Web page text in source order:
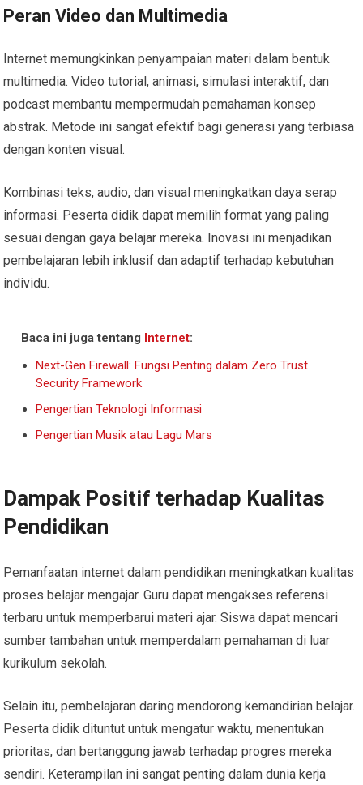
Peran Video dan Multimedia
Internet memungkinkan penyampaian materi dalam bentuk
multimedia. Video tutorial, animasi, simulasi interaktif, dan
podcast membantu mempermudah pemahaman konsep
abstrak. Metode ini sangat efektif bagi generasi yang terbiasa
dengan konten visual.
Kombinasi teks, audio, dan visual meningkatkan daya serap
informasi. Peserta didik dapat memilih format yang paling
sesuai dengan gaya belajar mereka. Inovasi ini menjadikan
pembelajaran lebih inklusif dan adaptif terhadap kebutuhan
individu.
Baca ini juga tentang Internet:
Next-Gen Firewall: Fungsi Penting dalam Zero Trust
Security Framework
Pengertian Teknologi Informasi
Pengertian Musik atau Lagu Mars
Dampak Positif terhadap Kualitas
Pendidikan
Pemanfaatan internet dalam pendidikan meningkatkan kualitas
proses belajar mengajar. Guru dapat mengakses referensi
terbaru untuk memperbarui materi ajar. Siswa dapat mencari
sumber tambahan untuk memperdalam pemahaman di luar
kurikulum sekolah.
Selain itu, pembelajaran daring mendorong kemandirian belajar.
Peserta didik dituntut untuk mengatur waktu, menentukan
prioritas, dan bertanggung jawab terhadap progres mereka
sendiri. Keterampilan ini sangat penting dalam dunia kerja